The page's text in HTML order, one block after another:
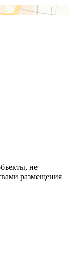
не
размещения